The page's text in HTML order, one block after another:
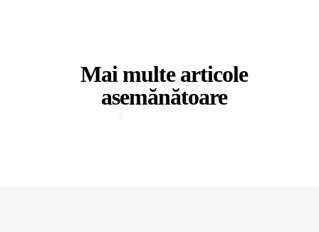
Mai multe articole
asemănătoare
ȘTIRI